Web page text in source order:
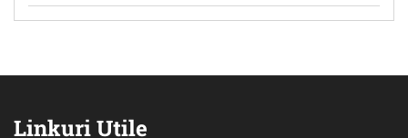
Linkuri Utile